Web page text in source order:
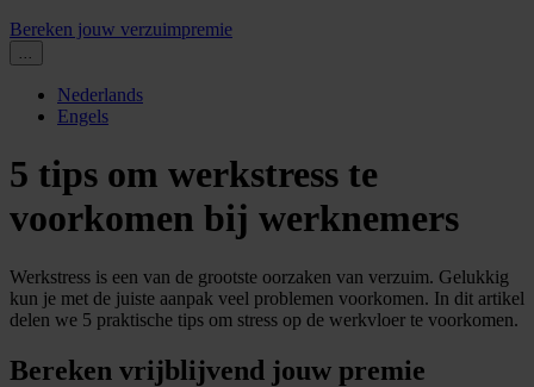
Bereken jouw verzuimpremie
...
Nederlands
Engels
5 tips om werkstress te
voorkomen bij werknemers
Werkstress is een van de grootste oorzaken van verzuim. Gelukkig
kun je met de juiste aanpak veel problemen voorkomen. In dit artikel
delen we 5 praktische tips om stress op de werkvloer te voorkomen.
Bereken vrijblijvend jouw premie